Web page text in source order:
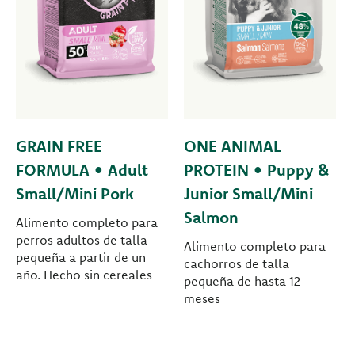
GRAIN FREE
FORMULA • Adult
Small/Mini Pork
Alimento completo para
perros adultos de talla
pequeña a partir de un
año. Hecho sin cereales
ONE ANIMAL
PROTEIN • Puppy &
Junior Small/Mini
Salmon
Alimento completo para
cachorros de talla
pequeña de hasta 12
meses